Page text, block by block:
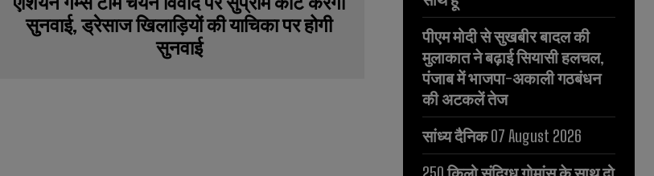
सुनवाई, ड्रेसाज खिलाड़ियों की याचिका पर होगी
सुनवाई
पीएम मोदी से सुखबीर बादल की
मुलाकात ने बढ़ाई सियासी हलचल,
पंजाब में भाजपा-अकाली गठबंधन
की अटकलें तेज
सांध्य दैनिक 07 August 2026